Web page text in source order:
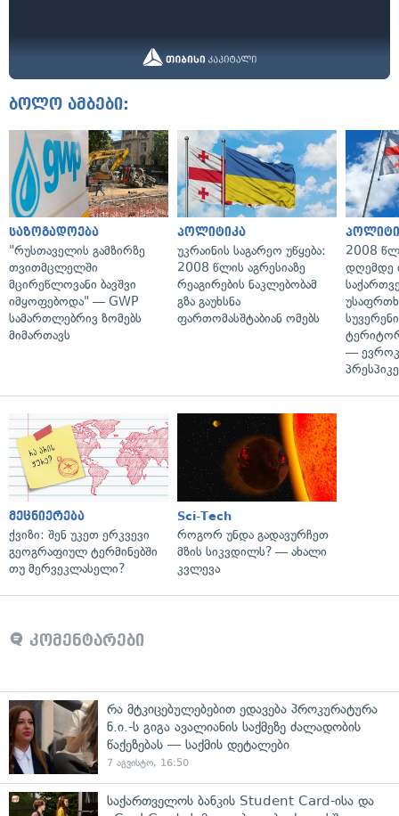
ბოლო ამბები:
საზოგადოება
"რუსთაველის გამზირზე
თვითმცლელში
მცირეწლოვანი ბავშვი
იმყოფებოდა" — GWP
სამართლებრივ ზომებს
მიმართავს
პოლიტიკა
უკრაინის საგარეო უწყება:
2008 წლის აგრესიაზე
რეაგირების ნაკლებობამ
გზა გაუხსნა
ფართომასშტაბიან ომებს
2008
დღემდე
—
მეცნიერება
ქვიზი: შენ უკეთ ერკვევი
გეოგრაფიულ ტერმინებში
თუ მერვეკლასელი?
Sci-Tech
როგორ უნდა გადავურჩეთ
მზის სიკვდილს? — ახალი
კვლევა
კომენტარები
რა მტკიცებულებებით ედავება პროკურატურა
ნ.ი.-ს გიგა ავალიანის საქმეზე ძალადობის
წაქეზებას — საქმის დეტალები
7 აგვისტო, 16:50
საქართველოს ბანკის Student Card-ისა და